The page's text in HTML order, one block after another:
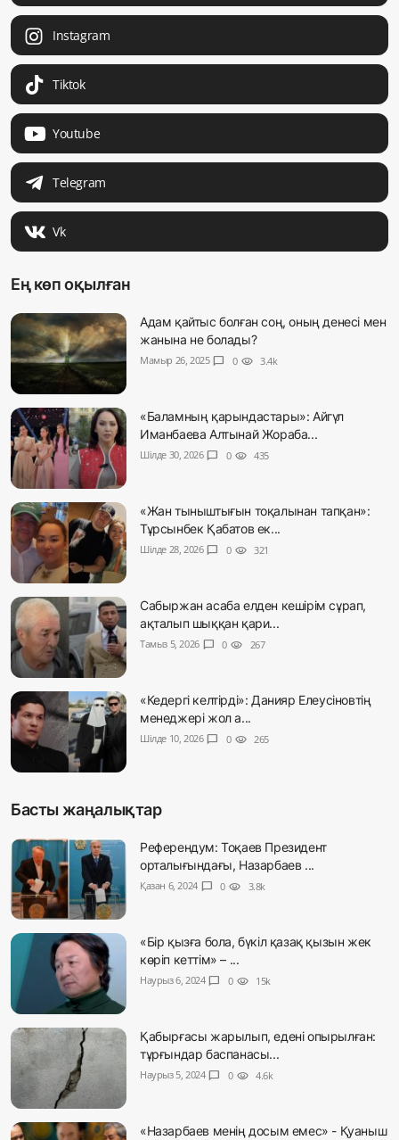
Instagram
Tiktok
Youtube
Telegram
Vk
Ең көп оқылған
Адам қайтыс болған соң, оның денесі мен
жанына не болады?
Мамыр 26, 2025 chat_bubble 0 visibility 3.4k
«Баламның қарындастары»: Айгүл
Иманбаева Алтынай Жораба...
Шілде 30, 2026 chat_bubble 0 visibility 435
«Жан тыныштығын тоқалынан тапқан»:
Тұрсынбек Қабатов ек...
Шілде 28, 2026 chat_bubble 0 visibility 321
Сабыржан асаба елден кешірім сұрап,
ақталып шыққан қари...
Тамыз 5, 2026 chat_bubble 0 visibility 267
«Кедергі келтірді»: Данияр Елеусіновтің
менеджері жол а...
Шілде 10, 2026 chat_bubble 0 visibility 265
Басты жаңалықтар
Референдум: Тоқаев Президент
орталығындағы, Назарбаев ...
Қазан 6, 2024 chat_bubble 0 visibility 3.8k
«Бір қызға бола, бүкіл қазақ қызын жек
көріп кеттім» – ...
Наурыз 6, 2024 chat_bubble 0 visibility 15k
Қабырғасы жарылып, едені опырылған:
тұрғындар баспанасы...
Наурыз 5, 2024 chat_bubble 0 visibility 4.6k
«Назарбаев менің досым емес» - Қуаныш